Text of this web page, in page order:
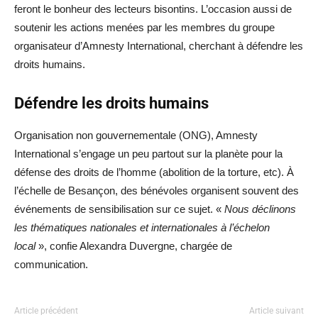
feront le bonheur des lecteurs bisontins. L’occasion aussi de
soutenir les actions menées par les membres du groupe
organisateur d’Amnesty International, cherchant à défendre les
droits humains.
Défendre les droits humains
Organisation non gouvernementale (ONG), Amnesty
International s’engage un peu partout sur la planète pour la
défense des droits de l’homme (abolition de la torture, etc). À
l’échelle de Besançon, des bénévoles organisent souvent des
événements de sensibilisation sur ce sujet. « Nous déclinons
les thématiques nationales et internationales à l’échelon
local», confie Alexandra Duvergne, chargée de
communication.
Article précédent Article suivant